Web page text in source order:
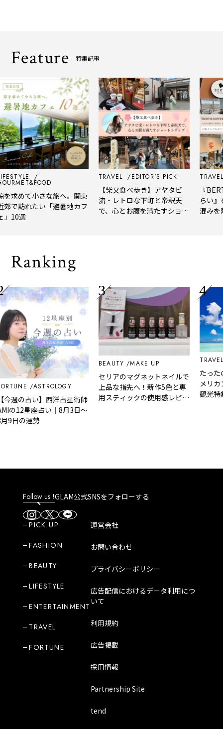
Feature 特集記事
求めて小さな旅へ。関東
で訪れたい「避暑地カフ
10選
TRAVEL EDITOR'S PICK
【柴又食べ歩き】アヤタビ
流・レトロな下町と帝釈天
で、心とお腹を満たすショー
TRAVEL
『
らい』
混みを
Ranking
ASTROLOGY
週の占い】西洋占星術師
12星座占い｜8月3日～
日の運勢
BEAUTY MAKE UP
セリアのマグネットネイルで
上品な指先へ！新作5色と専
用スティックの使用感レビュ
TRAVEL
たった
メリカ
観光特集
Follow us !GLAM公式SNSをフォローする
PICK UP
FASHION
BEAUTY
LIFESTYLE
ENTERTAINMENT
TRAVEL
FORTUNE
運営会社
お問い合わせ
プライバシーポリシー
広告配信におけるデータ利用につ
いて
利用規約
広告掲載
採用情報
Partnership Site
tend